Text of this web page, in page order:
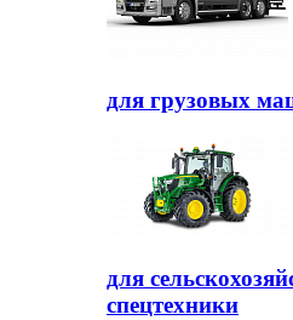
для грузовых
для
спецтехники